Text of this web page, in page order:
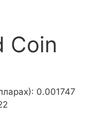
Coin
0.001747